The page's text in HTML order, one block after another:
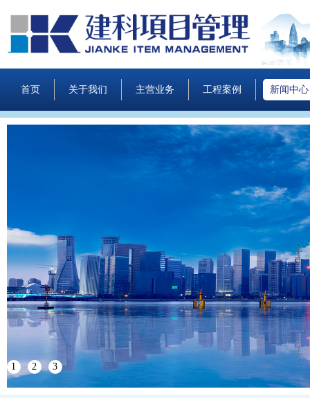
首页 关于我们 主营业务 工程案例 新闻中心
1 2 3